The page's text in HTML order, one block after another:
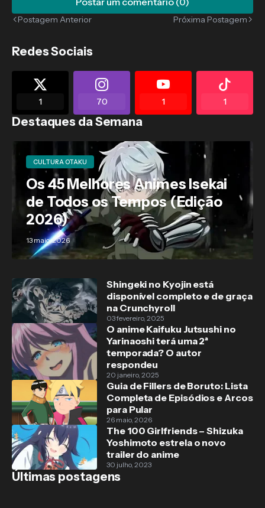
Postagem Anterior Próxima Postagem
Redes Sociais
1 70 1 1
Destaques da Semana
CULTURA OTAKU
Os 45 Melhores Animes Isekai
de Todos os Tempos (Edição
2026)
13 maio, 2026
Shingeki no Kyojin está
disponível completo e de graça
na Crunchyroll
03 fevereiro, 2025
O anime Kaifuku Jutsushi no
Yarinaoshi terá uma 2ª
temporada? O autor
respondeu
20 janeiro, 2025
Guia de Fillers de Boruto: Lista
Completa de Episódios e Arcos
para Pular
26 maio, 2026
The 100 Girlfriends – Shizuka
Yoshimoto estrela o novo
trailer do anime
30 julho, 2023
Últimas postagens